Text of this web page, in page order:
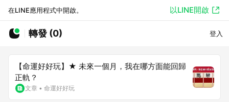
在LINE應用程式中開啟。 以LINE開啟
轉發 (0) 登入
【命運好好玩】★ 未來一個月，我在哪方面能回歸
正軌？
文章 • 命運好好玩